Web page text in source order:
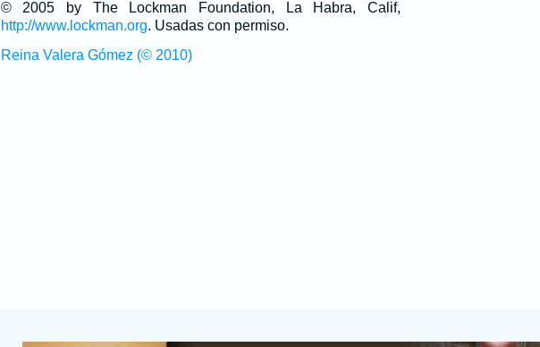
© 2005 by The Lockman Foundation, La Habra, Calif,
http://www.lockman.org. Usadas con permiso.
Reina Valera Gómez (© 2010)